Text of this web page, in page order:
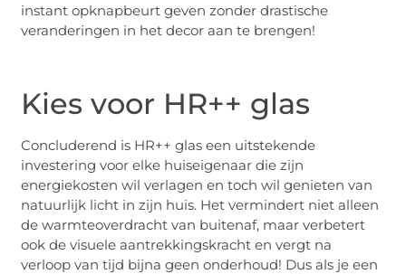
instant opknapbeurt geven zonder drastische
veranderingen in het decor aan te brengen!
Kies voor HR++ glas
Concluderend is HR++ glas een uitstekende
investering voor elke huiseigenaar die zijn
energiekosten wil verlagen en toch wil genieten van
natuurlijk licht in zijn huis. Het vermindert niet alleen
de warmteoverdracht van buitenaf, maar verbetert
ook de visuele aantrekkingskracht en vergt na
verloop van tijd bijna geen onderhoud! Dus als je een